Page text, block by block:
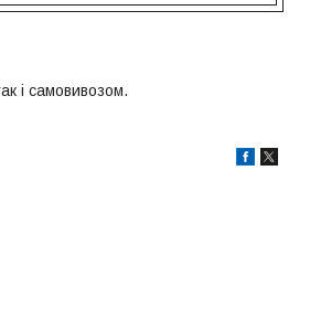
і самовивозом.